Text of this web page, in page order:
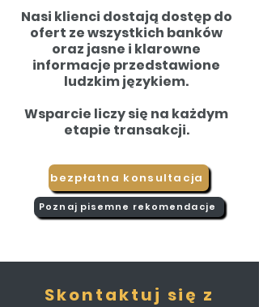
Nasi klienci dostają dostęp do
ofert ze wszystkich banków
oraz jasne i klarowne
informacje przedstawione
ludzkim językiem.
Wsparcie liczy się na każdym
etapie transakcji.
bezpłatna konsultacja
Poznaj pisemne rekomendacje
Skontaktuj się z